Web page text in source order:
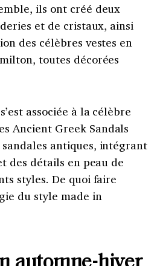
ils ont créé deux
et de cristaux, ainsi
des célèbres vestes en
toutes décorées
associée à la célèbre
Ancient Greek Sandals
antiques, intégrant
des détails en peau de
styles. De quoi faire
du style made in